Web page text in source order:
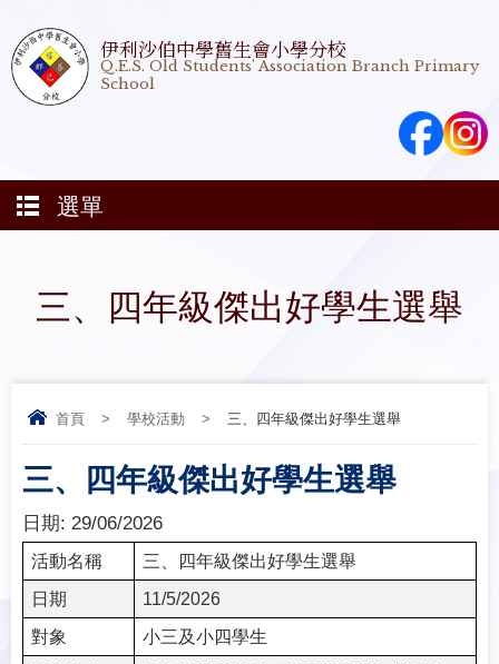
伊利沙伯中學舊生會小學分校
Q.E.S. Old Students' Association Branch Primary
School
選單
三、四年級傑出好學生選舉
首頁 > 學校活動 > 三、四年級傑出好學生選舉
三、四年級傑出好學生選舉
日期: 29/06/2026
活動名稱
三、四年級傑出好學生選舉
日期
11/5/2026
對象
小三及小四學生